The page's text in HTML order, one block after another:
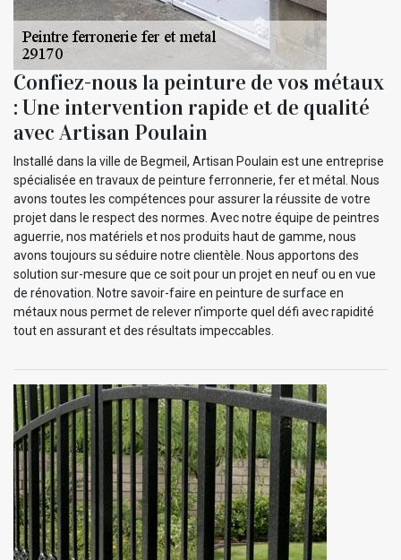
Confiez-nous la peinture de vos métaux
: Une intervention rapide et de qualité
avec Artisan Poulain
Installé dans la ville de Begmeil, Artisan Poulain est une entreprise
spécialisée en travaux de peinture ferronnerie, fer et métal. Nous
avons toutes les compétences pour assurer la réussite de votre
projet dans le respect des normes. Avec notre équipe de peintres
aguerrie, nos matériels et nos produits haut de gamme, nous
avons toujours su séduire notre clientèle. Nous apportons des
solution sur-mesure que ce soit pour un projet en neuf ou en vue
de rénovation. Notre savoir-faire en peinture de surface en
métaux nous permet de relever n’importe quel défi avec rapidité
tout en assurant et des résultats impeccables.